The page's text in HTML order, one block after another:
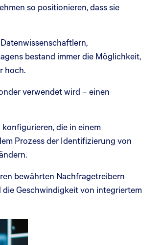
so positionieren, dass sie
bestand immer die Möglichkeit,
hoch.
verwendet wird – einen
die in einem
Prozess der Identifizierung von
bewährten Nachfragetreibern
Geschwindigkeit von integriertem